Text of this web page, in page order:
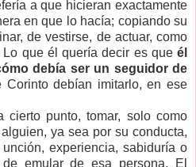
a que hicieran exactamente
en que lo hacía; copiando su
de vestirse, de actuar, como
que él quería decir es que él
debía ser un seguidor de
Corinto debían imitarlo, en ese
punto, tomar, solo como
ya sea por su conducta,
experiencia, sabiduría o
emular de esa persona. El